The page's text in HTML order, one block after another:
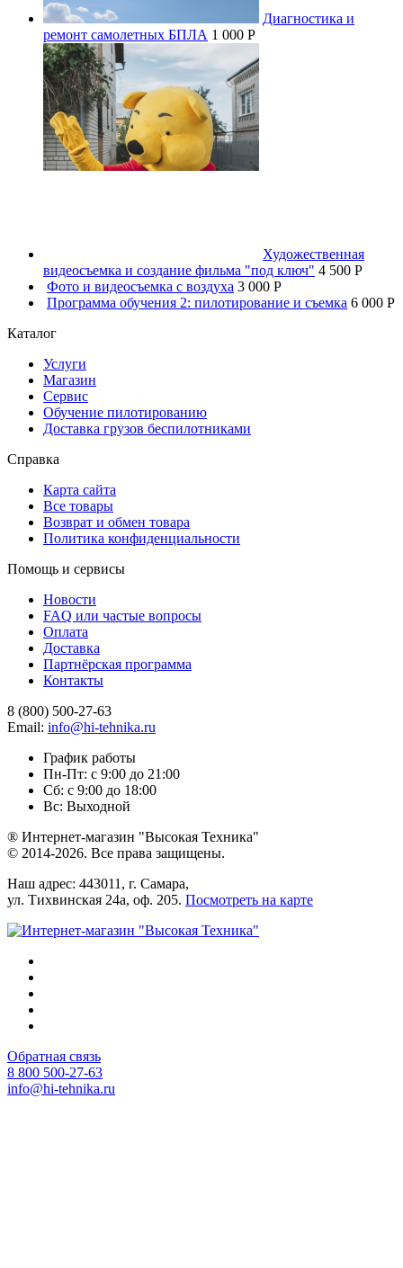
Диагностика и
ремонт самолетных БПЛА 1 000 P
Художественная
видеосъемка и создание фильма "под ключ" 4 500 P
Фото и видеосъемка с воздуха 3 000 P
Программа обучения 2: пилотирование и съемка 6 000 P
Каталог
Услуги
Магазин
Сервис
Обучение пилотированию
Доставка грузов беспилотниками
Справка
Карта сайта
Все товары
Возврат и обмен товара
Политика конфиденциальности
Помощь и сервисы
Новости
FAQ или частые вопросы
Оплата
Доставка
Партнёрская программа
Контакты
8 (800) 500-27-63
Email: info@hi-tehnika.ru
График работы
Пн-Пт: с 9:00 до 21:00
Сб: с 9:00 до 18:00
Вс: Выходной
® Интернет-магазин "Высокая Техника"
© 2014-2026. Все права защищены.
Наш адрес: 443011, г. Самара,
ул. Тихвинская 24а, оф. 205. Посмотреть на карте
Обратная связь
8 800 500-27-63
info@hi-tehnika.ru